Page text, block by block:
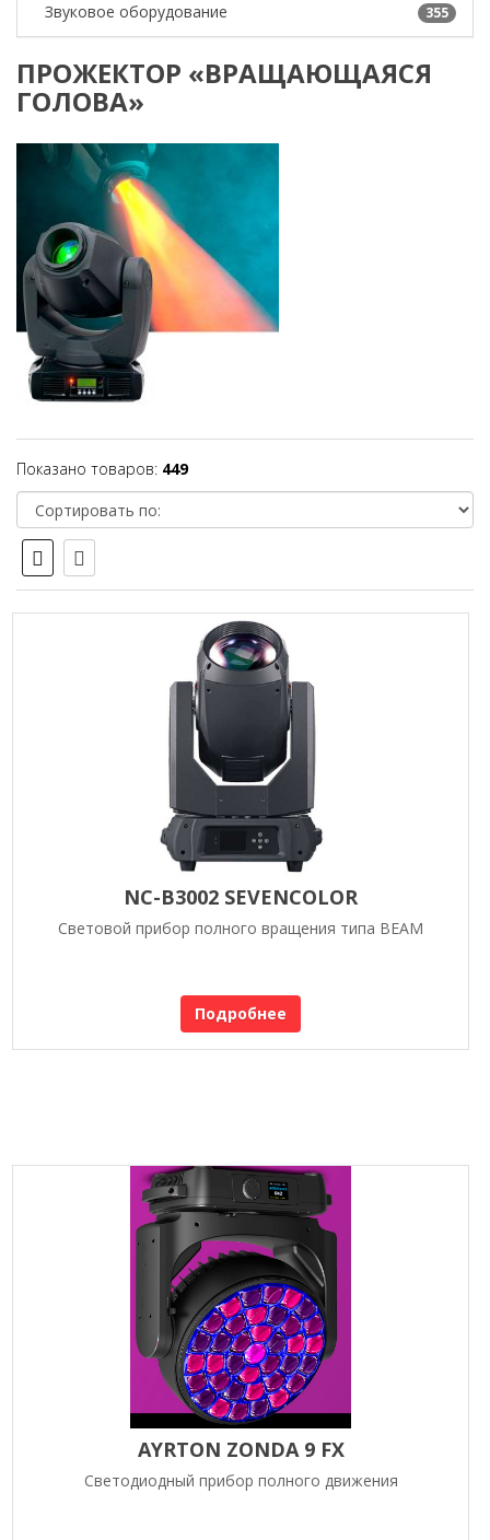
Звуковое оборудование 355
ПРОЖЕКТОР «ВРАЩАЮЩАЯСЯ
ГОЛОВА»
Показано товаров: 449
NC-B3002 SEVENCOLOR
Световой прибор полного вращения типа BEAM
Подробнее
AYRTON ZONDA 9 FX
Светодиодный прибор полного движения